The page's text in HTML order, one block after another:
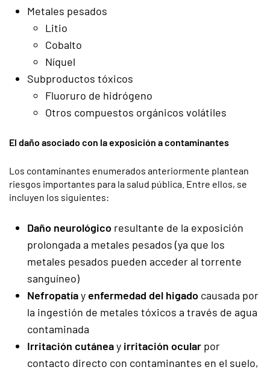
Metales pesados
Litio
Cobalto
Níquel
Subproductos tóxicos
Fluoruro de hidrógeno
Otros compuestos orgánicos volátiles
El daño asociado con la exposición a contaminantes
Los contaminantes enumerados anteriormente plantean
riesgos importantes para la salud pública. Entre ellos, se
incluyen los siguientes:
Daño neurológico resultante de la exposición
prolongada a metales pesados (ya que los
metales pesados pueden acceder al torrente
sanguíneo)
Nefropatíay enfermedad del higado causada por
la ingestión de metales tóxicos a través de agua
contaminada
Irritación cutáneay irritación ocular por
contacto directo con contaminantes en el suelo,